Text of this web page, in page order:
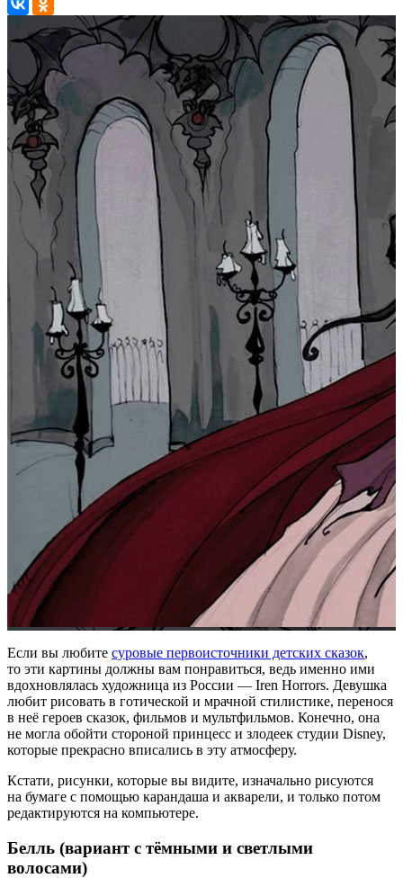
Если вы любите суровые первоисточники детских сказок,
то эти картины должны вам понравиться, ведь именно ими
вдохновлялась художница из России — Iren Horrors. Девушка
любит рисовать в готической и мрачной стилистике, перенося
в неё героев сказок, фильмов и мультфильмов. Конечно, она
не могла обойти стороной принцесс и злодеек студии Disney,
которые прекрасно вписались в эту атмосферу.
Кстати, рисунки, которые вы видите, изначально рисуются
на бумаге с помощью карандаша и акварели, и только потом
редактируются на компьютере.
Белль (вариант с тёмными и светлыми
волосами)